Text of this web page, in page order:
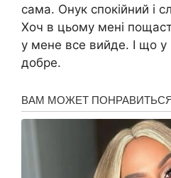
сама. Онук спокійний і
Хоч в цьому мені
у мене все вийде. І що у
добре.